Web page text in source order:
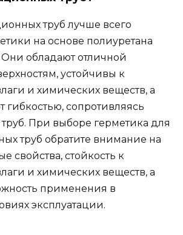
труб лучше всего
на основе полиуретана
обладают отличной
устойчивы к
и химических веществ, а
гибкостью, сопротивляясь
При выборе герметика для
труб обратите внимание на
свойства, стойкость к
и химических веществ, а
применения в
эксплуатации.